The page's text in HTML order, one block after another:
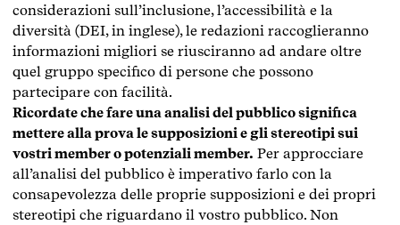
considerazioni sull’inclusione, l’accessibilità e la
diversità (DEI, in inglese), le redazioni raccoglieranno
informazioni migliori se riusciranno ad andare oltre
quel gruppo specifico di persone che possono
partecipare con facilità.
Ricordate che fare una analisi del pubblico significa
mettere alla prova le supposizioni e gli stereotipi sui
vostri member o potenziali member. Per approcciare
all’analisi del pubblico è imperativo farlo con la
consapevolezza delle proprie supposizioni e dei propri
stereotipi che riguardano il vostro pubblico. Non